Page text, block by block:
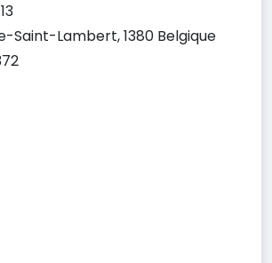
Saint-Lambert, 1380 Belgique